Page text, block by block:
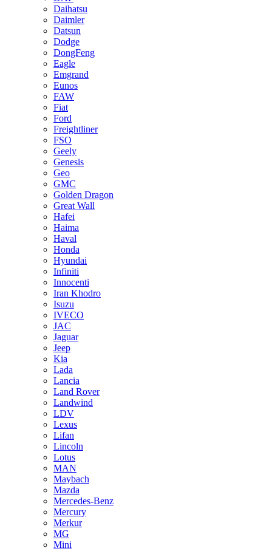
Daihatsu
Daimler
Datsun
Dodge
DongFeng
Eagle
Emgrand
Eunos
FAW
Fiat
Ford
Freightliner
FSO
Geely
Genesis
Geo
GMC
Golden Dragon
Great Wall
Hafei
Haima
Haval
Honda
Hyundai
Infiniti
Innocenti
Iran Khodro
Isuzu
IVECO
JAC
Jaguar
Jeep
Kia
Lada
Lancia
Land Rover
Landwind
LDV
Lexus
Lifan
Lincoln
Lotus
MAN
Maybach
Mazda
Mercedes-Benz
Mercury
Merkur
MG
Mini